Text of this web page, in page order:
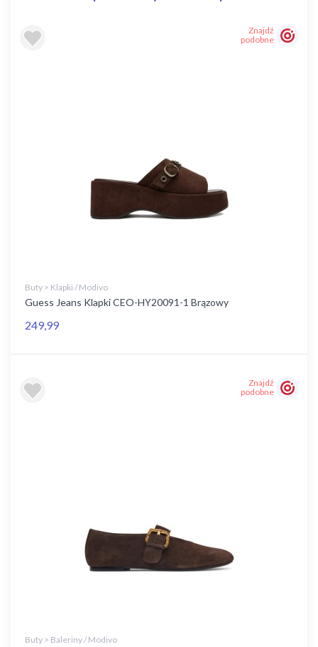
Znajdź
podobne
Buty > Klapki / Modivo
Guess Jeans Klapki CEO-HY20091-1 Brązowy
249,99
Znajdź
podobne
Buty > Baleriny / Modivo